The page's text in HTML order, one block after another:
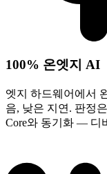
100% 온엣지 AI
엣지 하드웨어에서
음, 낮은 지연. 판정
Core와 동기화 — 디